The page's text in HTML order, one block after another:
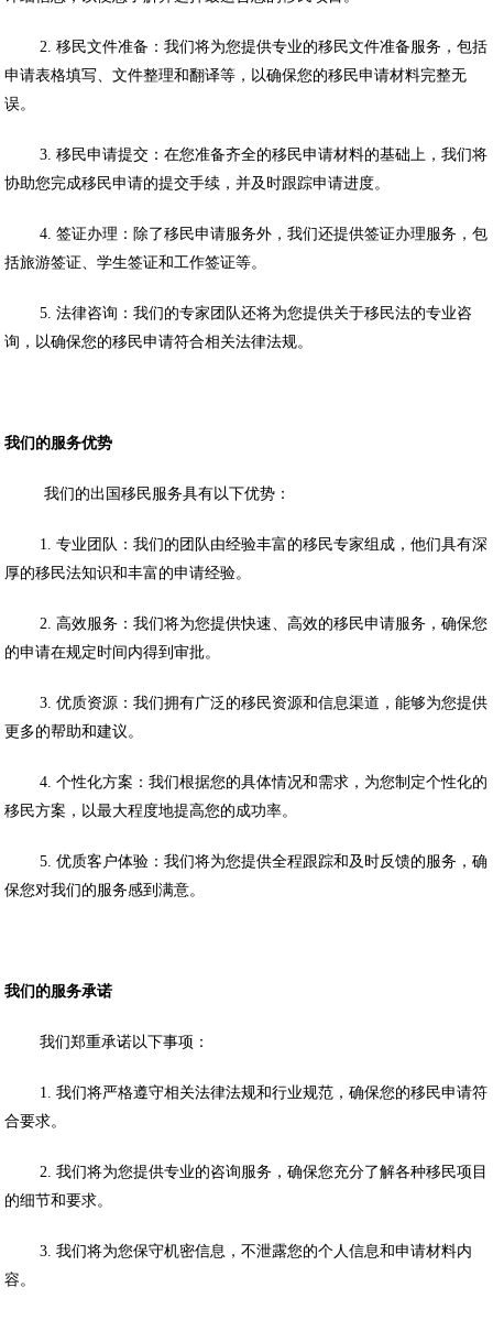
2. 移民文件准备：我们将为您提供专业的移民文件准备服务，包括
申请表格填写、文件整理和翻译等，以确保您的移民申请材料完整无
误。
3. 移民申请提交：在您准备齐全的移民申请材料的基础上，我们将
协助您完成移民申请的提交手续，并及时跟踪申请进度。
4. 签证办理：除了移民申请服务外，我们还提供签证办理服务，包
括旅游签证、学生签证和工作签证等。
5. 法律咨询：我们的专家团队还将为您提供关于移民法的专业咨
询，以确保您的移民申请符合相关法律法规。
我们的服务优势
我们的出国移民服务具有以下优势：
1. 专业团队：我们的团队由经验丰富的移民专家组成，他们具有深
厚的移民法知识和丰富的申请经验。
2. 高效服务：我们将为您提供快速、高效的移民申请服务，确保您
的申请在规定时间内得到审批。
3. 优质资源：我们拥有广泛的移民资源和信息渠道，能够为您提供
更多的帮助和建议。
4. 个性化方案：我们根据您的具体情况和需求，为您制定个性化的
移民方案，以最大程度地提高您的成功率。
5. 优质客户体验：我们将为您提供全程跟踪和及时反馈的服务，确
保您对我们的服务感到满意。
我们的服务承诺
我们郑重承诺以下事项：
1. 我们将严格遵守相关法律法规和行业规范，确保您的移民申请符
合要求。
2. 我们将为您提供专业的咨询服务，确保您充分了解各种移民项目
的细节和要求。
3. 我们将为您保守机密信息，不泄露您的个人信息和申请材料内
容。